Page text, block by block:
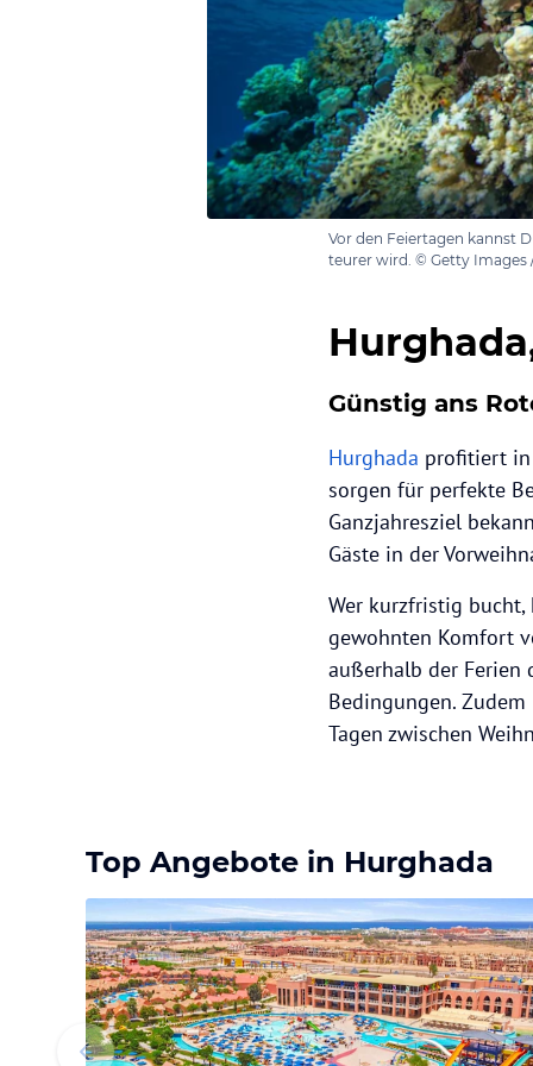
Vor den Feiertagen kannst
teurer wird. © Getty Images
Günstig ans
Hurghada profitiert in
sorgen für perfekte
Ganzjahresziel
Gäste in der
Wer kurzfristig
gewohnten Komfort
außerhalb der Ferien
Bedingungen.
Tagen zwischen
Top Angebote in Hurghada